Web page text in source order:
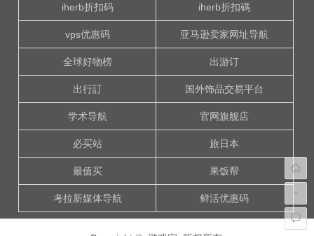
iherb折扣码 iherb折扣碼
vps优惠码 亚马逊卖家网址导航
全球好物榜 出游订
出行訂 国外饰品交易平台
学术导航 官网旗舰店
必买站 旅日本
最值买 果饭帮
考拉新媒体导航 鲜活优惠码